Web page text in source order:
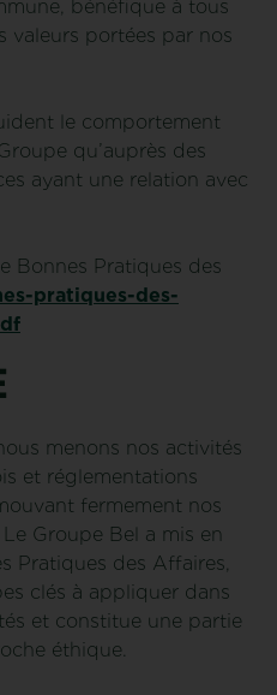
bénéfique à tous
valeurs portées par nos
le comportement
qu’auprès des
ayant une relation avec
Bonnes Pratiques des
pratiques-des-
menons nos activités
et réglementations
fermement nos
Groupe Bel a mis en
Pratiques des Affaires,
clés à appliquer dans
et constitue une partie
éthique.